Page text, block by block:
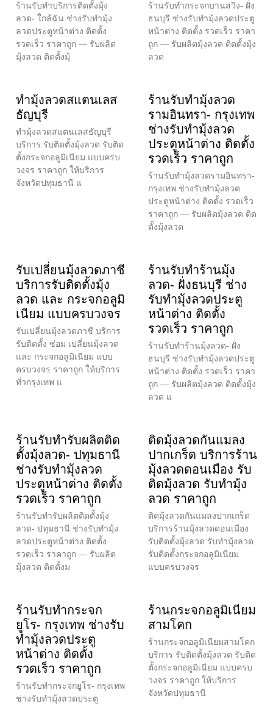
ร้านรับทำบริการติดตั้งมุ้ง
ลวด- ใกล้ฉัน ช่างรับทำมุ้ง
ลวดประตูหน้าต่าง ติดตั้ง
รวดเร็ว ราคาถูก — รับผลิต
มุ้งลวด ติดตั้งมุ้
ร้านรับทำกระจกบานสวิง- ฝั่ง
ธนบุรี ช่างรับทำมุ้งลวดประตู
หน้าต่าง ติดตั้ง รวดเร็ว ราคา
ถูก — รับผลิตมุ้งลวด ติดตั้งมุ้ง
ลวด
ทำมุ้งลวดสแตนเลส
ธัญบุรี
ทำมุ้งลวดสแตนเลสธัญบุรี
บริการ รับติดตั้งมุ้งลวด รับติด
ตั้งกระจกอลูมิเนียม แบบครบ
วงจร ราคาถูก ให้บริการ
จังหวัดปทุมธานี แ
ร้านรับทำมุ้งลวด
รามอินทรา- กรุงเทพ
ช่างรับทำมุ้งลวด
ประตูหน้าต่าง ติดตั้ง
รวดเร็ว ราคาถูก
ร้านรับทำมุ้งลวดรามอินทรา-
กรุงเทพ ช่างรับทำมุ้งลวด
ประตูหน้าต่าง ติดตั้ง รวดเร็ว
ราคาถูก — รับผลิตมุ้งลวด ติด
ตั้งมุ้งลวด
รับเปลี่ยนมุ้งลวดภาชี
บริการรับติดตั้งมุ้ง
ลวด และ กระจกอลูมิ
เนียม แบบครบวงจร
รับเปลี่ยนมุ้งลวดภาชี บริการ
รับติดตั้ง ซ่อม เปลี่ยนมุ้งลวด
และ กระจกอลูมิเนียม แบบ
ครบวงจร ราคาถูก ให้บริการ
ทั่วกรุงเทพ แ
ร้านรับทำร้านมุ้ง
ลวด- ฝั่งธนบุรี ช่าง
รับทำมุ้งลวดประตู
หน้าต่าง ติดตั้ง
รวดเร็ว ราคาถูก
ร้านรับทำร้านมุ้งลวด- ฝั่ง
ธนบุรี ช่างรับทำมุ้งลวดประตู
หน้าต่าง ติดตั้ง รวดเร็ว ราคา
ถูก — รับผลิตมุ้งลวด ติดตั้งมุ้ง
ลวด แ
ร้านรับทำรับผลิตติด
ตั้งมุ้งลวด- ปทุมธานี
ช่างรับทำมุ้งลวด
ประตูหน้าต่าง ติดตั้ง
รวดเร็ว ราคาถูก
ร้านรับทำรับผลิตติดตั้งมุ้ง
ลวด- ปทุมธานี ช่างรับทำมุ้ง
ลวดประตูหน้าต่าง ติดตั้ง
รวดเร็ว ราคาถูก — รับผลิต
มุ้งลวด ติดตั้งม
ติดมุ้งลวดกันแมลง
ปากเกร็ด บริการร้าน
มุ้งลวดดอนเมือง รับ
ติดมุ้งลวด รับทำมุ้ง
ลวด ราคาถูก
ติดมุ้งลวดกันแมลงปากเกร็ด
บริการร้านมุ้งลวดดอนเมือง
รับติดตั้งมุ้งลวด รับทำมุ้งลวด
รับติดตั้งกระจกอลูมิเนียม
แบบครบวงจร
ร้านรับทำกระจก
ยูโร- กรุงเทพ ช่างรับ
ทำมุ้งลวดประตู
หน้าต่าง ติดตั้ง
รวดเร็ว ราคาถูก
ร้านรับทำกระจกยูโร- กรุงเทพ
ช่างรับทำมุ้งลวดประตู
ร้านกระจกอลูมิเนียม
สามโคก
ร้านกระจกอลูมิเนียมสามโคก
บริการ รับติดตั้งมุ้งลวด รับติด
ตั้งกระจกอลูมิเนียม แบบครบ
วงจร ราคาถูก ให้บริการ
จังหวัดปทุมธานี